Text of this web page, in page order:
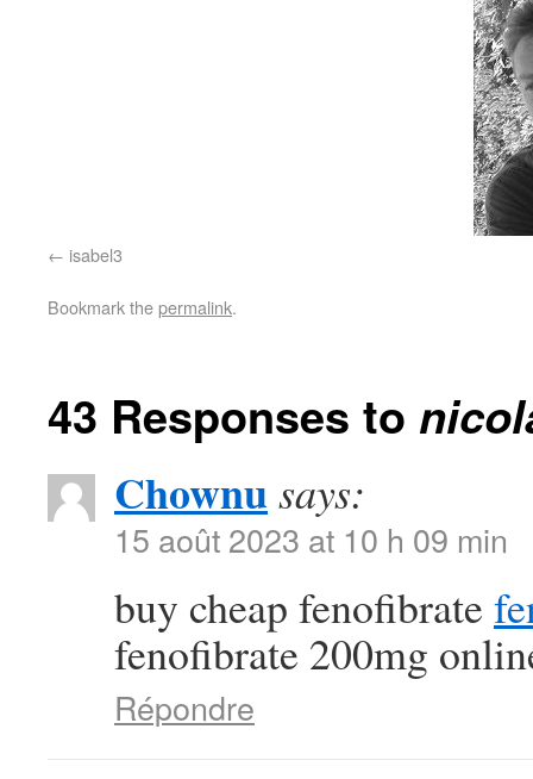
isabel3
Bookmark thepermalink.
43 Responses to
Chownusays:
15 août 2023 at 10 h 09 min
buy cheap fenofibrate
fenofibrate 200mg
Répondre